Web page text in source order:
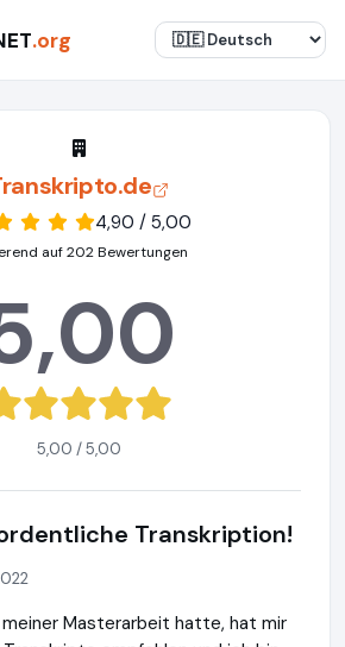
.org
4,90 / 5,00
auf 202 Bewertungen
5,00 / 5,00
Transkription!
Masterarbeit hatte, hat mir